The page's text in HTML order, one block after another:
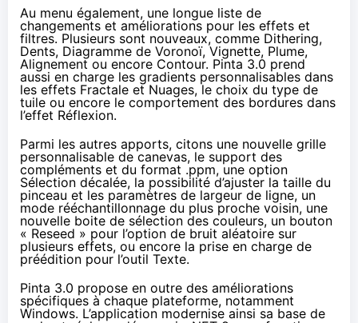
Au menu également, une longue liste de
changements et améliorations pour les effets et
filtres. Plusieurs sont nouveaux, comme Dithering,
Dents, Diagramme de Voronoï, Vignette, Plume,
Alignement ou encore Contour. Pinta 3.0 prend
aussi en charge les gradients personnalisables dans
les effets Fractale et Nuages, le choix du type de
tuile ou encore le comportement des bordures dans
l’effet Réflexion.
Parmi les autres apports, citons une nouvelle grille
personnalisable de canevas, le support des
compléments et du format .ppm, une option
Sélection décalée, la possibilité d’ajuster la taille du
pinceau et les paramètres de largeur de ligne, un
mode rééchantillonnage du plus proche voisin, une
nouvelle boite de sélection des couleurs, un bouton
« Reseed » pour l’option de bruit aléatoire sur
plusieurs effets, ou encore la prise en charge de
préédition pour l’outil Texte.
Pinta 3.0 propose en outre des améliorations
spécifiques à chaque plateforme, notamment
Windows. L’application modernise ainsi sa base de